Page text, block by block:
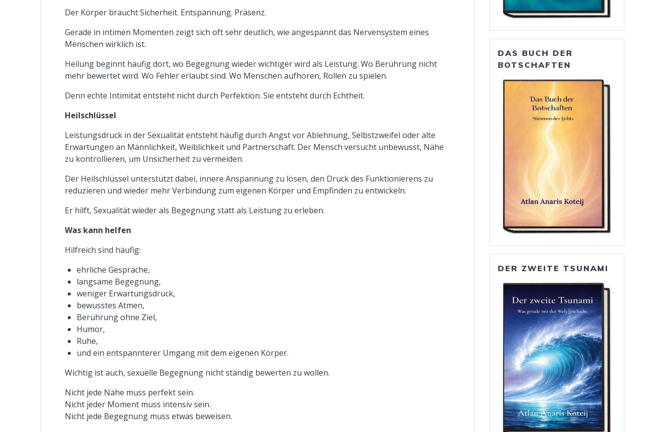
Der Körper braucht Sicherheit. Entspannung. Präsenz.
Gerade in intimen Momenten zeigt sich oft sehr deutlich, wie angespannt das Nervensystem eines
Menschen wirklich ist.
Heilung beginnt häufig dort, wo Begegnung wieder wichtiger wird als Leistung. Wo Berührung nicht
mehr bewertet wird. Wo Fehler erlaubt sind. Wo Menschen aufhören, Rollen zu spielen.
Denn echte Intimität entsteht nicht durch Perfektion. Sie entsteht durch Echtheit.
Heilschlüssel
Leistungsdruck in der Sexualität entsteht häufig durch Angst vor Ablehnung, Selbstzweifel oder alte
Erwartungen an Männlichkeit, Weiblichkeit und Partnerschaft. Der Mensch versucht unbewusst, Nähe
zu kontrollieren, um Unsicherheit zu vermeiden.
Der Heilschlüssel unterstützt dabei, innere Anspannung zu lösen, den Druck des Funktionierens zu
reduzieren und wieder mehr Verbindung zum eigenen Körper und Empfinden zu entwickeln.
Er hilft, Sexualität wieder als Begegnung statt als Leistung zu erleben.
Was kann helfen
Hilfreich sind häufig:
ehrliche Gespräche,
langsame Begegnung,
weniger Erwartungsdruck,
bewusstes Atmen,
Berührung ohne Ziel,
Humor,
Ruhe,
und ein entspannterer Umgang mit dem eigenen Körper.
Wichtig ist auch, sexuelle Begegnung nicht ständig bewerten zu wollen.
Nicht jede Nähe muss perfekt sein.
Nicht jeder Moment muss intensiv sein.
Nicht jede Begegnung muss etwas beweisen.
DAS BUCH DER
BOTSCHAFTEN
DER ZWEITE TSUNAMI